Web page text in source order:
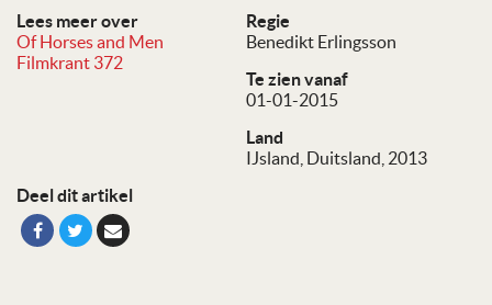
Lees meer over
Of Horses and Men
Filmkrant 372
Regie
Benedikt Erlingsson
Te zien vanaf
01-01-2015
Land
IJsland, Duitsland, 2013
Deel dit artikel